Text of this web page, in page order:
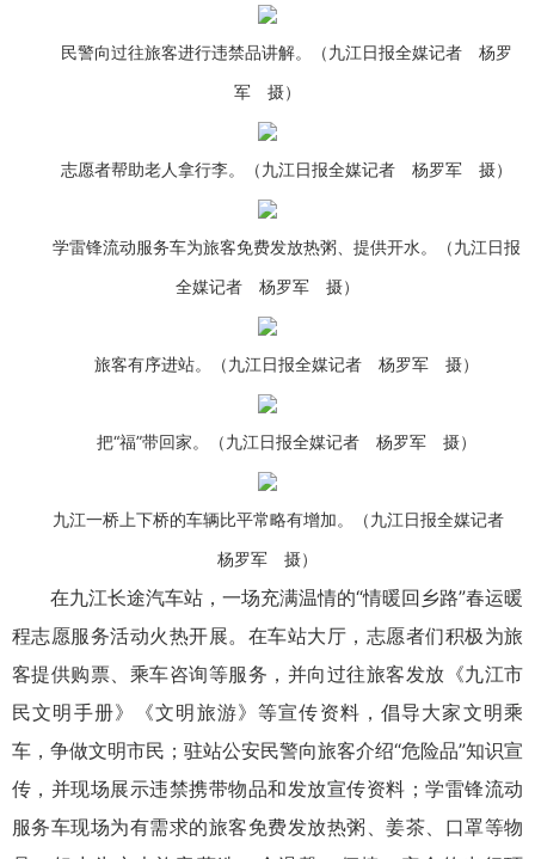
民警向过往旅客进行违禁品讲解。（九江日报全媒记者 杨罗
军 摄）
志愿者帮助老人拿行李。（九江日报全媒记者 杨罗军 摄）
学雷锋流动服务车为旅客免费发放热粥、提供开水。（九江日报
全媒记者 杨罗军 摄）
旅客有序进站。（九江日报全媒记者 杨罗军 摄）
把“福”带回家。（九江日报全媒记者 杨罗军 摄）
九江一桥上下桥的车辆比平常略有增加。（九江日报全媒记者
杨罗军 摄）
在九江长途汽车站，一场充满温情的“情暖回乡路”春运暖
程志愿服务活动火热开展。在车站大厅，志愿者们积极为旅
客提供购票、乘车咨询等服务，并向过往旅客发放《九江市
民文明手册》《文明旅游》等宣传资料，倡导大家文明乘
车，争做文明市民；驻站公安民警向旅客介绍“危险品”知识宣
传，并现场展示违禁携带物品和发放宣传资料；学雷锋流动
服务车现场为有需求的旅客免费发放热粥、姜茶、口罩等物